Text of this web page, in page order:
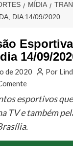
MÍDIA
DIA 14/09/2020
14/09/
de 2020
Por
esportivos
TV e também